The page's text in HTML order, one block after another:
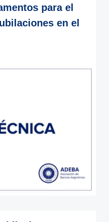
para el
en el